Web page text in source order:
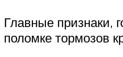
Главные признаки,
поломке тормозов